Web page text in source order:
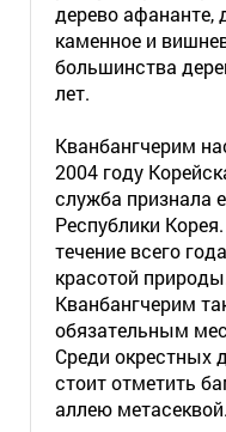
дерево афананте,
каменное и
большинства
лет.
Кванбангчерим
2004 году
служба признала
Республики
течение всего
красотой
Кванбангчерим
обязательным
Среди окрестных
стоит отметить
аллею метасеквой.